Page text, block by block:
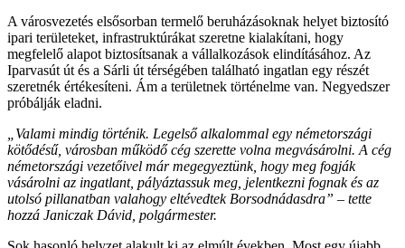
A városvezetés elsősorban termelő beruházásoknak helyet biztosító
ipari területeket, infrastruktúrákat szeretne kialakítani, hogy
megfelelő alapot biztosítsanak a vállalkozások elindításához. Az
Iparvasút út és a Sárli út térségében található ingatlan egy részét
szeretnék értékesíteni. Ám a területnek történelme van. Negyedszer
próbálják eladni.
„Valami mindig történik. Legelső alkalommal egy németországi
kötődésű, városban működő cég szerette volna megvásárolni. A cég
németországi vezetőivel már megegyeztünk, hogy meg fogják
vásárolni az ingatlant, pályáztassuk meg, jelentkezni fognak és az
utolsó pillanatban valahogy eltévedtek Borsodnádasdra” – tette
hozzá Janiczak Dávid, polgármester.